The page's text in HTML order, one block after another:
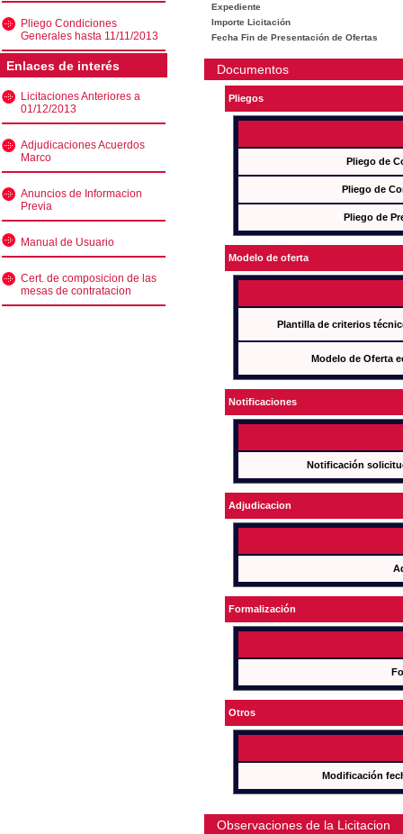
Pliego Condiciones
Generales hasta 11/11/2013
Enlaces de interés
Licitaciones Anteriores a
01/12/2013
Adjudicaciones Acuerdos
Marco
Anuncios de Informacion
Previa
Manual de Usuario
Cert. de composicion de las
mesas de contratacion
Expediente
Importe Licitación
Fecha Fin de Presentación de Ofertas
Documentos
Pliegos
Pliego de
Pliego de
Pliego de
Modelo de oferta
Plantilla de criterios
Modelo de Oferta
Notificaciones
Notificación
Adjudicacion
Formalización
Otros
Modificación
Observaciones de la Licitacion